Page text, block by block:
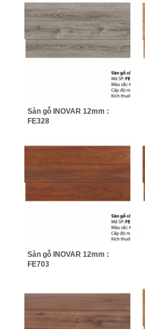
Sàn gỗ INOVAR 12mm :
FE328
Sàn gỗ INOVAR 12mm :
FE703